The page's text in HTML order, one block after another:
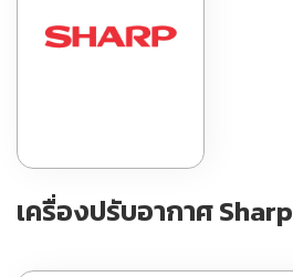
เครื่องปรับอากาศ Sharp